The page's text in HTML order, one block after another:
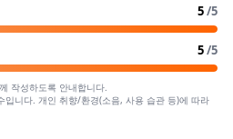
5/5
5/5
작성하도록 안내합니다.
니다. 개인 취향/환경(소음, 사용 습관 등)에 따라